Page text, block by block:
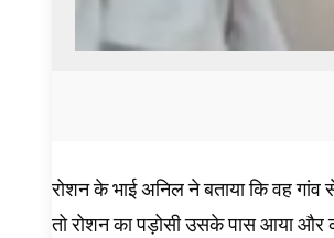
रोशन के भाई अनिल ने बताया कि वह
तो रोशन का पड़ोसी उसके पास आया और